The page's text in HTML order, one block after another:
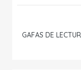
GAFAS DE